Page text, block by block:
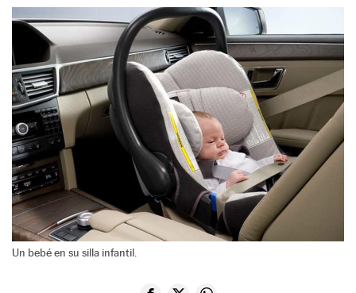
Un bebé en su silla infantil.